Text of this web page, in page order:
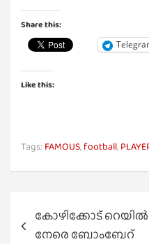
Share this:
Like this:
Tags: FAMOUS, football,
navigation
കോഴിക്കോട്
നേരെ ബോംബേറ്